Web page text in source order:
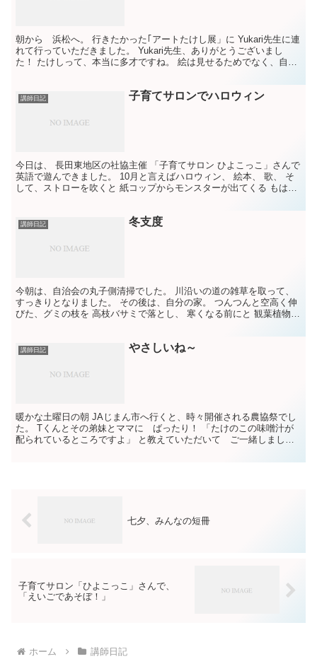
朝から 浜松へ。 行きたかった｢アートたけし展」に Yukari先生に連
れて行っていただきました。 Yukari先生、ありがとうございまし
た！ たけしって、本当に多才ですね。 絵は見せるためでなく、自分
講師日記 子育てサロンでハロウィン
今日は、 長田東地区の社協主催 「子育てサロン ひよこっこ」さんで
英語で遊んできました。 10月と言えばハロウィン、 絵本、 歌、 そ
して、ストローを吹くと 紙コップからモンスターが出てくる もはや
講師日記 冬支度
今朝は、自治会の丸子側清掃でした。 川沿いの道の雑草を取って、
すっきりとなりました。 その後は、自分の家。 つんつんと空高く伸
びた、グミの枝を 高枝バサミで落とし、 寒くなる前にと 観葉植物を
講師日記 やさしいね～
暖かな土曜日の朝 JAじまん市へ行くと、時々開催される農協祭でし
た。 Tくんとその弟妹とママに ばったり！ 「たけのこの味噌汁が
配られているところですよ」 と教えていただいて ご一緒しまし
七夕、みんなの短冊
子育てサロン「ひよこっこ」さんで、
「えいごであそぼ！」
ホーム 講師日記